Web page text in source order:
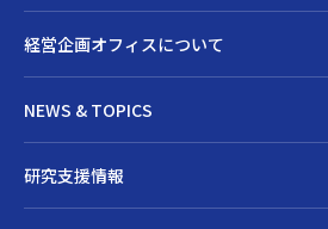
経営企画オフィスについて
メンバー
沿革
NEWS & TOPICS
研究支援情報